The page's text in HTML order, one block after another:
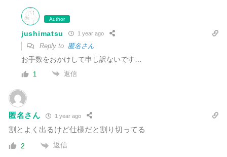
Author
jushimatsu 1 year ago
Reply to 匿名さん
お手数をおかけして申し訳ないです…
1 返信
匿名さん 1 year ago
割とよく出るけど仕様だと割り切ってる
2 返信